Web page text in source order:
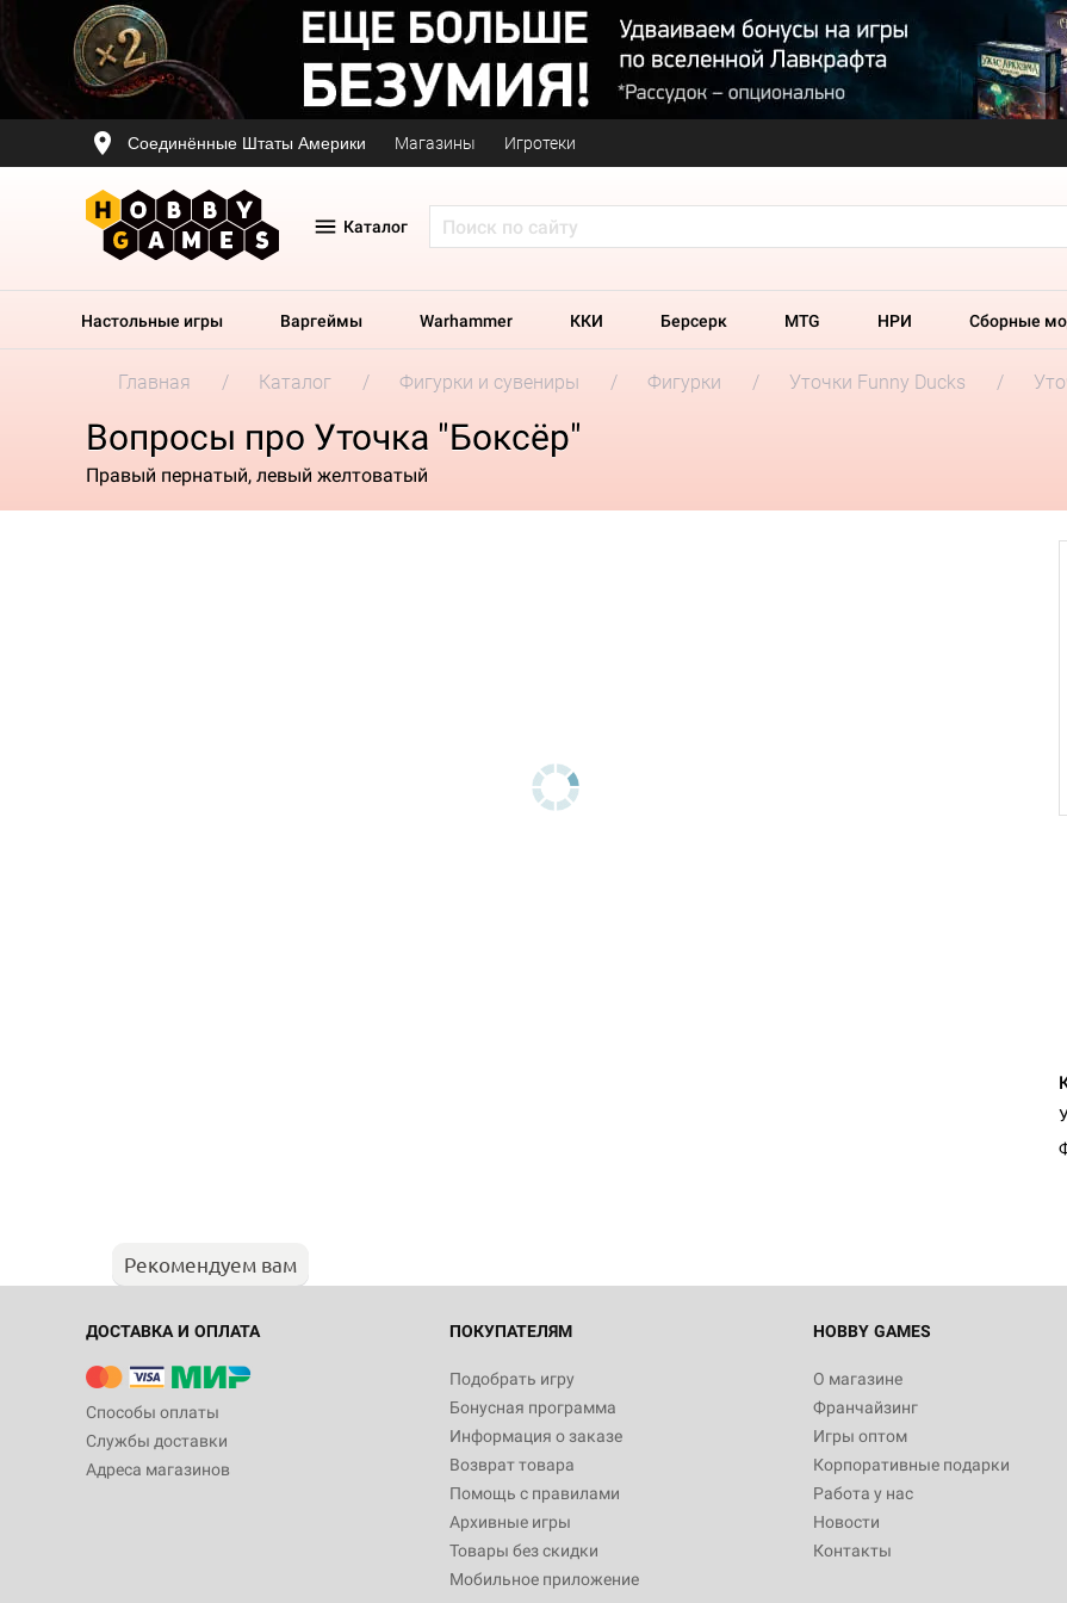
Соединённые Штаты Америки Магазины Игротеки
Каталог
Настольные игры Варгеймы Warhammer ККИ Берсерк MTG НРИ Сборные
Главная Каталог Фигурки и сувениры Фигурки Уточки Funny Ducks
Вопросы про Уточка "Боксёр"
Правый пернатый, левый желтоватый
Рекомендуем вам
ДОСТАВКА И ОПЛАТА
Способы оплаты
Службы доставки
Адреса магазинов
ПОКУПАТЕЛЯМ
Подобрать игру
Бонусная программа
Информация о заказе
Возврат товара
Помощь с правилами
Архивные игры
Товары без скидки
Мобильное приложение
HOBBY GAMES
О магазине
Франчайзинг
Игры оптом
Корпоративные подарки
Работа у нас
Новости
Контакты